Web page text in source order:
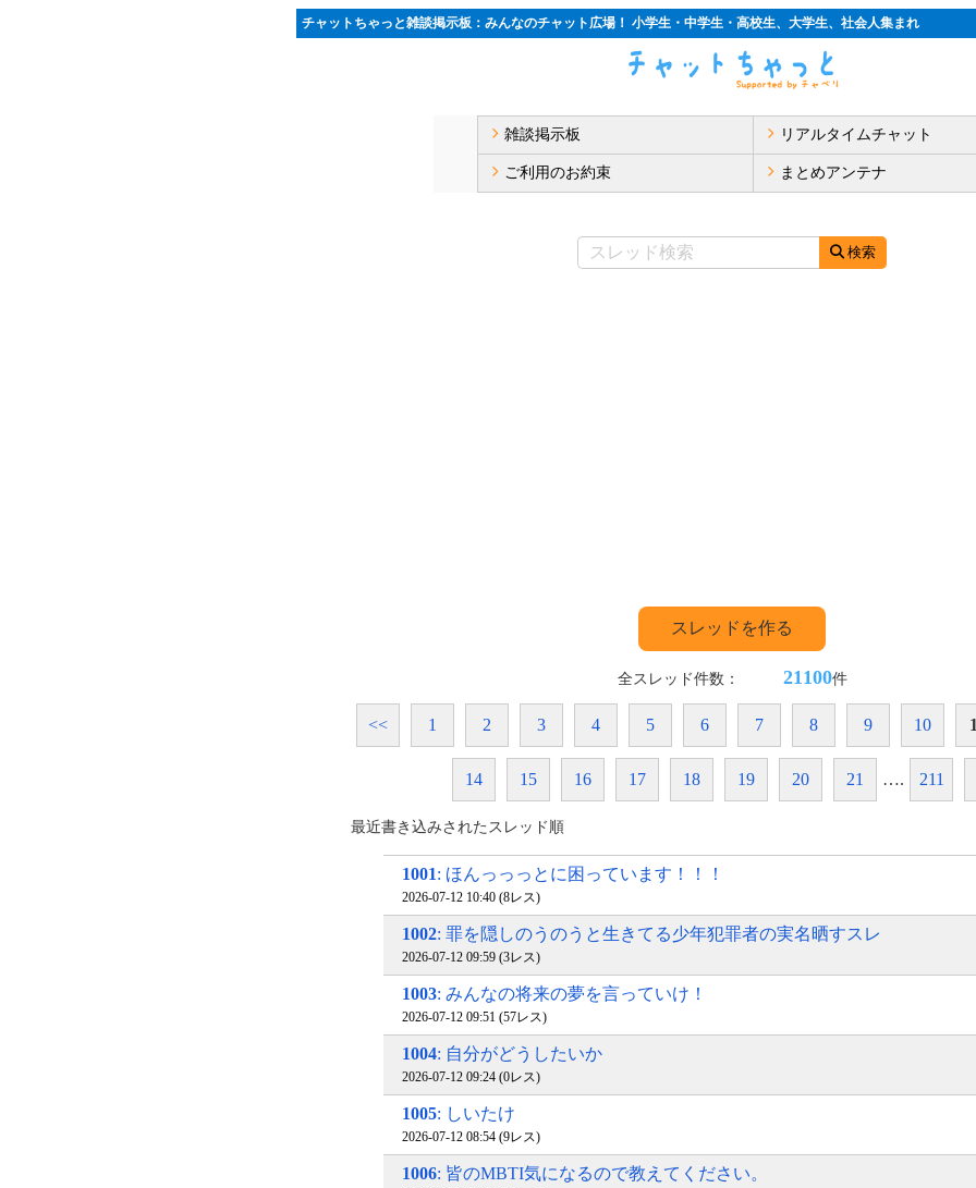
チャットちゃっと雑談掲示板：みんなのチャット広場！ 小学生・中学生・高校生、大学生、社会人集まれ
雑談掲示板 リアルタイムチャット
ご利用のお約束 まとめアンテナ
検索
スレッドを作る
全スレッド件数： 21100件
<< 1 2 3 4 5 6 7 8 9 10
14 15 16 17 18 19 20 21 …. 211
最近書き込みされたスレッド順
1001: ほんっっっとに困っています！！！
2026-07-12 10:40 (8レス)
1002: 罪を隠しのうのうと生きてる少年犯罪者の実名晒すスレ
2026-07-12 09:59 (3レス)
1003: みんなの将来の夢を言っていけ！
2026-07-12 09:51 (57レス)
1004: 自分がどうしたいか
2026-07-12 09:24 (0レス)
1005: しいたけ
2026-07-12 08:54 (9レス)
1006: 皆のMBTI気になるので教えてください。